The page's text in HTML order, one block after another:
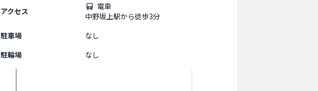
アクセス
電車
中野坂上駅から徒歩3分
駐車場
なし
駐輪場
なし